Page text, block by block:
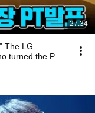
27:34
The LG
turned the PT